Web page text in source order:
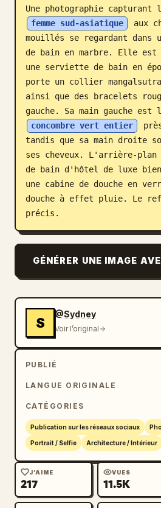
Blog
Mises à jour
Une photographie
femme sud-asiatique
aux
mouillés se regardant dans
de bain en marbre. Elle est
une serviette de bain en
porte un collier
ainsi que des bracelets
gauche. Sa main gauche est
concombre vert entier
tandis que sa main droite
ses cheveux. L'arrière-plan
de bain d'hôtel de luxe
une cabine de douche en
douche à effet pluie. Le
précis.
GÉNÉRER UNE IMAGE
S
@Sydney
Voir l’original
PUBLIÉ
LANGUE ORIGINALE
CATÉGORIES
Publication sur les réseaux sociaux
Portrait / Selfie Architecture / Intérieur
J’AIME
217
VUES
11.5K